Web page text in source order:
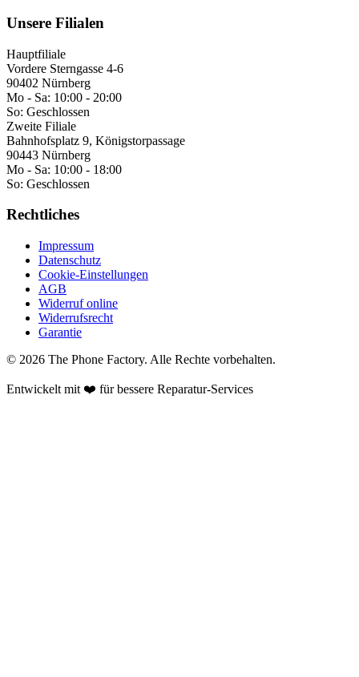
Unsere Filialen
Hauptfiliale
Vordere Sterngasse 4-6
90402 Nürnberg
Mo - Sa: 10:00 - 20:00
So: Geschlossen
Zweite Filiale
Bahnhofsplatz 9, Königstorpassage
90443 Nürnberg
Mo - Sa: 10:00 - 18:00
So: Geschlossen
Rechtliches
Impressum
Datenschutz
Cookie-Einstellungen
AGB
Widerruf online
Widerrufsrecht
Garantie
© 2026 The Phone Factory. Alle Rechte vorbehalten.
Entwickelt mit ❤️ für bessere Reparatur-Services